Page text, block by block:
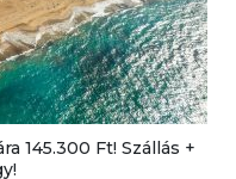
145.300 Ft! Szállás +